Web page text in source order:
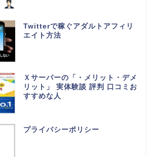
Twitterで稼ぐアダルトアフィリ
エイト方法
Ｘサーバーの「・メリット・デメ
リット」 実体験談 評判 口コミお
すすめな人
プライバシーポリシー